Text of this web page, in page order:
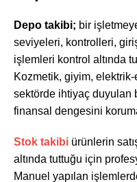
Depo takibi; bir
seviyeleri, kontrolleri,
işlemleri kontrol altında
Kozmetik, giyim,
sektörde ihtiyaç duyulan
finansal dengesini
Stok takibi ürünlerin
altında tuttuğu için
Manuel yapılan